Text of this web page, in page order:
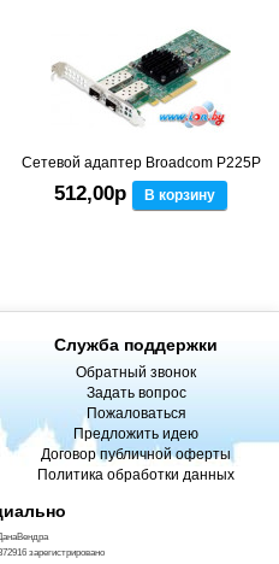
Сетевой адаптер Broadcom P225P
512,00р В корзину
Служба поддержки
Обратный звонок
Задать вопрос
Пожаловаться
Предложить идею
Договор публичной оферты
Политика обработки данных
зарегистрировано